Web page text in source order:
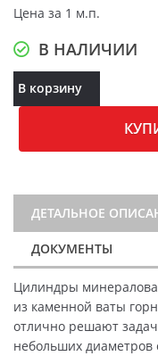
Цена за 1 м.п.
В НАЛИЧИИ
В корзину
ДЕТАЛЬНОЕ
ДОКУМЕНТЫ
Цилиндры
из каменной ваты
отлично решают
небольших